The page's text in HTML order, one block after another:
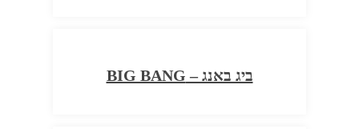
ביג באנג – BIG BANG